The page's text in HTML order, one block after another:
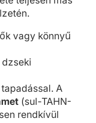
vagy könnyű
A
(sul-TAHN-
rendkívül